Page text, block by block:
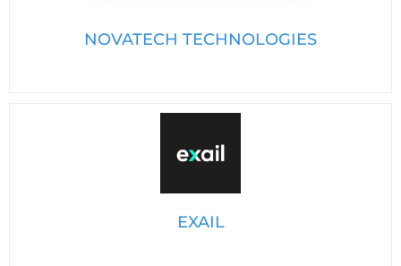
NOVATECH TECHNOLOGIES
EXAIL